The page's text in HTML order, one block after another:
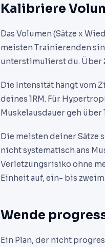
Kalibriere
Das Volumen (Sätze x
meisten Trainierenden
unterstimulierst du. Über
Die Intensität hängt vom
deines 1RM. Für
Muskelausdauer geh
Die meisten deiner Sätze
nicht systematisch ans
Verletzungsrisiko ohne
Einheit auf, ein- bis
Wende
Ein Plan, der nicht